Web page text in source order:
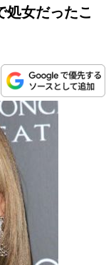
女だったこ